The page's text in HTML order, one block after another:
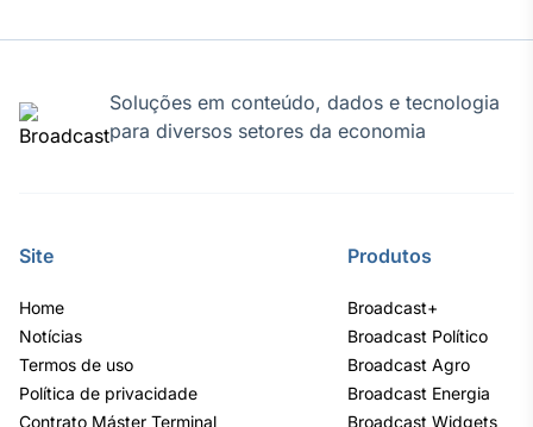
Soluções em conteúdo, dados e tecnologia
para diversos setores da economia
Site
Home
Notícias
Termos de uso
Política de privacidade
Contrato Máster Terminal
Produtos
Broadcast+
Broadcast Político
Broadcast Agro
Broadcast Energia
Broadcast Widgets